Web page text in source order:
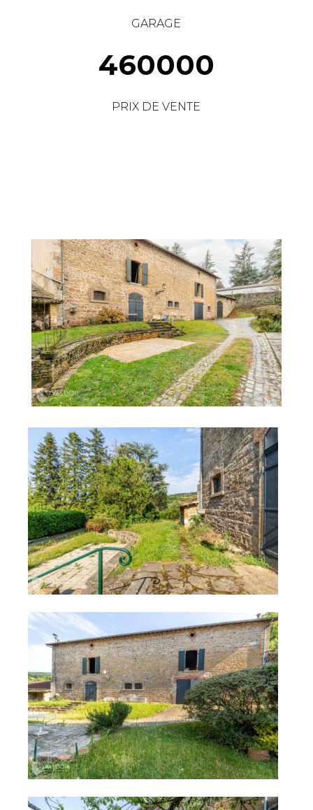
GARAGE
460000
PRIX DE VENTE